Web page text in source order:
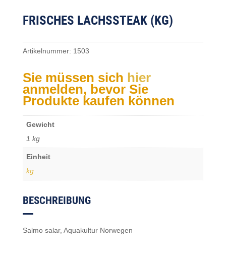
FRISCHES LACHSSTEAK (KG)
Artikelnummer: 1503
Sie müssen sich hier
anmelden, bevor Sie
Produkte kaufen können
Gewicht
1 kg
Einheit
kg
BESCHREIBUNG
Salmo salar, Aquakultur Norwegen